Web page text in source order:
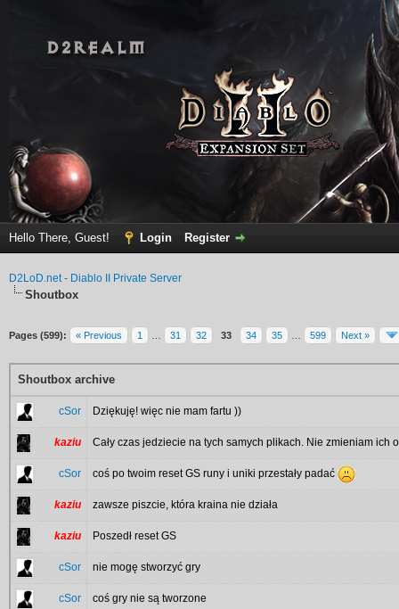
Hello There, Guest! Login Register
D2LoD.net - Diablo II Private Server
Shoutbox
Pages (599): « Previous 1 31 32 33 34 35 599 Next »
Shoutbox archive
cSor Dziękuję! więc nie mam fartu ))
kaziu Cały czas jedziecie na tych samych plikach. Nie zmieniam ich
cSor coś po twoim reset GS runy i uniki przestały padać
kaziu zawsze piszcie, która kraina nie działa
kaziu Poszedł reset GS
cSor nie mogę stworzyć gry
cSor coś gry nie są tworzone